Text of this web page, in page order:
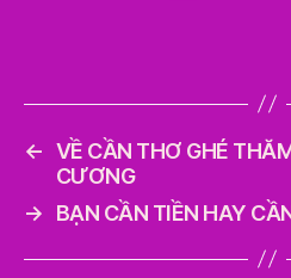
← VỀ CẦN THƠ GHÉ
CƯƠNG
→
BẠN CẦN TIỀN HAY